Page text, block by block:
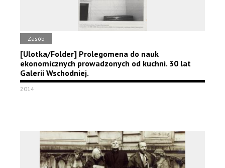
Zasób
[Ulotka/Folder] Prolegomena do nauk
ekonomicznych prowadzonych od kuchni. 30 lat
Galerii Wschodniej.
2014